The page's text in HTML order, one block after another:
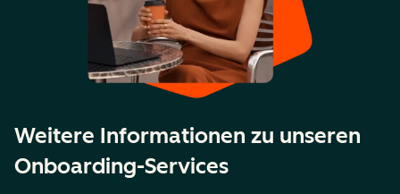
Weitere Informationen zu unseren
Onboarding-Services